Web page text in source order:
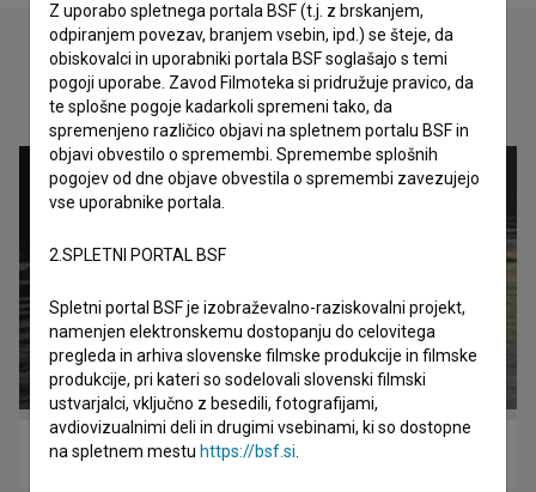
Oglejte si
Nazaj k nama (2020)
Z uporabo spletnega portala BSF (t.j. z brskanjem,
odpiranjem povezav, branjem vsebin, ipd.) se šteje, da
obiskovalci in uporabniki portala BSF soglašajo s temi
pogoji uporabe. Zavod Filmoteka si pridružuje pravico, da
te splošne pogoje kadarkoli spremeni tako, da
spremenjeno različico objavi na spletnem portalu BSF in
objavi obvestilo o spremembi. Spremembe splošnih
pogojev od dne objave obvestila o spremembi zavezujejo
vse uporabnike portala.
2.SPLETNI PORTAL BSF
Spletni portal BSF je izobraževalno-raziskovalni projekt,
namenjen elektronskemu dostopanju do celovitega
pregleda in arhiva slovenske filmske produkcije in filmske
produkcije, pri kateri so sodelovali slovenski filmski
ustvarjalci, vključno z besedili, fotografijami,
avdiovizualnimi deli in drugimi vsebinami, ki so dostopne
na spletnem mestu https://bsf.si